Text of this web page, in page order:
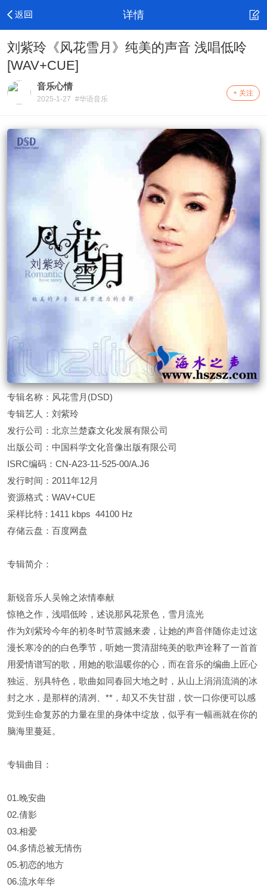
详情
刘紫玲《风花雪月》纯美的声音 浅唱低呤
[WAV+CUE]
音乐心情
2025-1-27 #华语音乐
+ 关注
专辑名称：风花雪月(DSD)
专辑艺人：刘紫玲
发行公司：北京兰楚森文化发展有限公司
出版公司：中国科学文化音像出版有限公司
ISRC编码：CN-A23-11-525-00/A.J6
发行时间：2011年12月
资源格式：WAV+CUE
采样比特 : 1411 kbps 44100 Hz
存储云盘：百度网盘
专辑简介：
新锐音乐人吴翰之浓情奉献
惊艳之作，浅唱低呤，述说那风花景色，雪月流光
作为刘紫玲今年的初冬时节震撼来袭，让她的声音伴随你走过这
漫长寒冷的的白色季节，听她一贯清甜纯美的歌声诠释了一首首
用爱情谱写的歌，用她的歌温暖你的心，而在音乐的编曲上匠心
独运、别具特色，歌曲如同春回大地之时，从山上涓涓流淌的冰
封之水，是那样的清冽、**，却又不失甘甜，饮一口你便可以感
觉到生命复苏的力量在里的身体中绽放，似乎有一幅画就在你的
脑海里蔓延。
专辑曲目：
01.晚安曲
02.倩影
03.相爱
04.多情总被无情伤
05.初恋的地方
06.流水年华